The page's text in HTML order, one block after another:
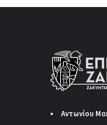
Αντωνίου